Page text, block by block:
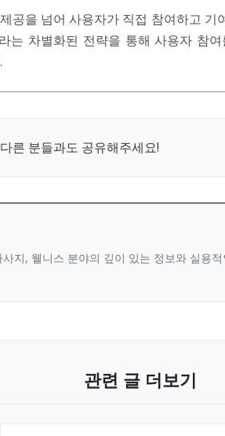
공을 넘어 사용자가 직접 참여하고 기
는 차별화된 전략을 통해 사용자 참
른 분들과도 공유해주세요!
지, 웰니스 분야의 깊이 있는 정보와 실용
관련 글 더보기